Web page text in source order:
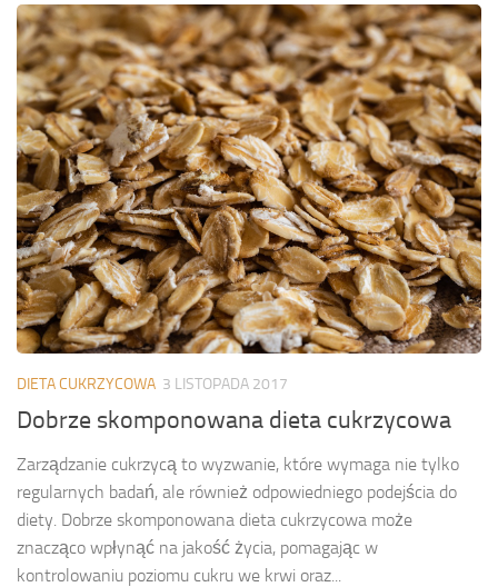
DIETA CUKRZYCOWA 3 LISTOPADA 2017
Dobrze skomponowana dieta cukrzycowa
Zarządzanie cukrzycą to wyzwanie, które wymaga nie tylko
regularnych badań, ale również odpowiedniego podejścia do
diety. Dobrze skomponowana dieta cukrzycowa może
znacząco wpłynąć na jakość życia, pomagając w
kontrolowaniu poziomu cukru we krwi oraz...